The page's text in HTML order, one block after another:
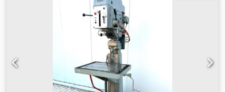
16 mm Vitesse variable en continu : 130 - 3500 tr/min
Avance : 0,1 - 0,2 - 0,3 mm/tr Dispositif de filetage Unité de
refroidissement Étau Vous êtes les bienvenus pour une
visite. Nous pouvons également organiser un transport à
prix avantageux pour vous ! Vous recevrez une facture en
règle. Csdpjzqy I Tofx Agderf Pour les clients étrangers,
une facture nette peut également être établie. Une
condition préalable est la possession d’un numéro
d’identification TVA valide. Sous réserve de vente entre-